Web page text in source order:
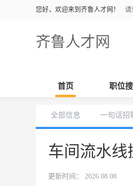
您好，欢迎来到齐鲁人才网！ 请
齐鲁人才网
首页 职位
全部信息 一句话招
车间流水线
更新时间： 2026.08.08